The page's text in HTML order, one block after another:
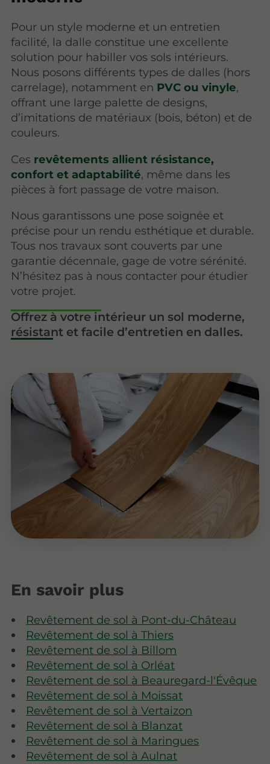
Pour un style moderne et un entretien
facilité, la dalle constitue une excellente
solution pour habiller vos sols intérieurs.
Nous posons différents types de dalles (hors
carrelage), notamment en PVC ou vinyle,
offrant une large palette de designs,
d’imitations de matériaux (bois, béton) et de
couleurs.
Ces revêtements allient résistance,
confort et adaptabilité, même dans les
pièces à fort passage de votre maison.
Nous garantissons une pose soignée et
précise pour un rendu esthétique et durable.
Tous nos travaux sont couverts par une
garantie décennale, gage de votre sérénité.
N’hésitez pas à nous contacter pour étudier
votre projet.
Offrez à votre intérieur un sol moderne,
résistant et facile d’entretien en dalles.
En savoir plus
Revêtement de sol à Pont-du-Château
Revêtement de sol à Thiers
Revêtement de sol à Billom
Revêtement de sol à Orléat
Revêtement de sol à Beauregard-l'Évêque
Revêtement de sol à Moissat
Revêtement de sol à Vertaizon
Revêtement de sol à Blanzat
Revêtement de sol à Maringues
Revêtement de sol à Aulnat